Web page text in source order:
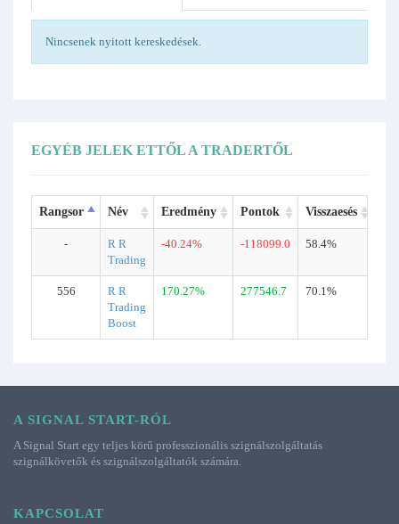
Nincsenek nyitott kereskedések.
EGYÉB JELEK ETTŐL A TRADERTŐL
Rangsor Név Eredmény Pontok Visszaesés
-
R R
Trading
-40.24% -118099.0 58.4%
556
R R
Trading
Boost
170.27% 277546.7 70.1%
A SIGNAL START-RÓL
A Signal Start egy teljes körű professzionális szignálszolgáltatás
szignálkövetők és szignálszolgáltatók számára.
KAPCSOLAT